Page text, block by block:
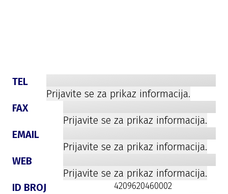
TEL
Prijavite se za prikaz informacija.
FAX
Prijavite se za prikaz informacija.
EMAIL
Prijavite se za prikaz informacija.
WEB
Prijavite se za prikaz informacija.
ID BROJ
4209620460002